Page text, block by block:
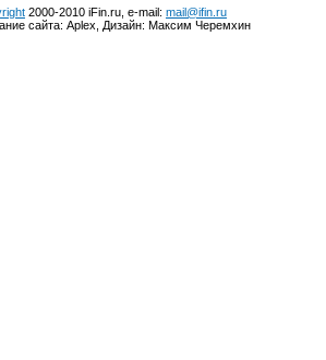
2000-2010 iFin.ru, e-mail: mail@ifin.ru
сайта: Aplex, Дизайн: Максим Черемхин